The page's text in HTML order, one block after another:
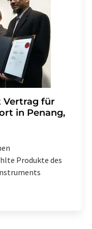
Vertrag für
in Penang,
Produkte des